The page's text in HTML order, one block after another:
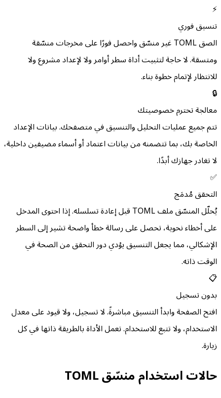
⚡
تنسيق فوري
الصق TOML غير منسّق واحصل فورًا على مخرجات منسّقة
ومتسقة. لا حاجة لتثبيت أداة سطر أوامر ولا لإعداد مشروع ولا
للانتظار لإتمام خطوة بناء.
🔒
معالجة تحترم خصوصيتك
تتم جميع عمليات التحليل والتنسيق في متصفحك. بيانات الإعداد
الخاصة بك، بما تتضمنه من بيانات اعتماد أو أسماء مضيفين داخلية،
لا تغادر جهازك أبدًا.
✅
التحقق مُدمَج
يُحلّل المنسّق ملف TOML قبل إعادة تسلسله. إذا احتوى المدخل
على أخطاء نحوية، تحصل على رسالة خطأ واضحة تشير إلى السطر
الإشكالي، مما يجعل التنسيق يؤدي دور التحقق من الصحة في
الوقت ذاته.
📋
بدون تسجيل
افتح الصفحة وابدأ التنسيق مباشرةً. لا تسجيل، ولا قيود على معدل
الاستخدام، ولا تتبع للاستخدام. تعمل الأداة بالطريقة ذاتها في كل
زيارة.
حالات استخدام منسّق TOML